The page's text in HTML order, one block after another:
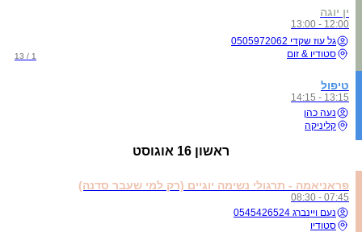
ין יוגה
12:00 - 13:00
גל עוז שקדי 0505972062
סטודיו & זום
1 / 13
טיפול
13:15 - 14:15
נעה כהן
קליניקה
ראשון 16 אוגוסט
פראניאמה - תרגולי נשימה יוגיים (רק למי שעבר סדנה)
07:45 - 08:30
נעם ויינברג 0545426524
סטודיו